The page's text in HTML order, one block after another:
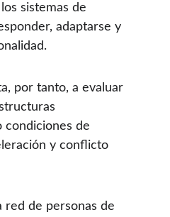
sistemas de
adaptarse y
por tanto, a evaluar
condiciones de
y conflicto
red de personas de